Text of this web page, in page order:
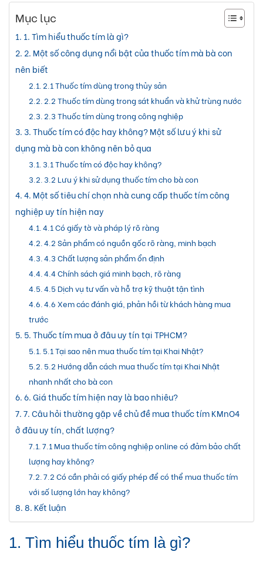
Mục lục
1. Tìm hiểu thuốc tím là gì?
2. Một số công dụng nổi bật của thuốc tím mà bà con
nên biết
2.1 Thuốc tím dùng trong thủy sản
2.2 Thuốc tím dùng trong sát khuẩn và khử trùng nước
2.3 Thuốc tím dùng trong công nghiệp
3. Thuốc tím có độc hay không? Một số lưu ý khi sử
dụng mà bà con không nên bỏ qua
3.1 Thuốc tím có độc hay không?
3.2 Lưu ý khi sử dụng thuốc tím cho bà con
4. Một số tiêu chí chọn nhà cung cấp thuốc tím công
nghiệp uy tín hiện nay
4.1 Có giấy tờ và pháp lý rõ ràng
4.2 Sản phẩm có nguồn gốc rõ ràng, minh bạch
4.3 Chất lượng sản phẩm ổn định
4.4 Chính sách giá minh bạch, rõ ràng
4.5 Dịch vụ tư vấn và hỗ trợ kỹ thuật tận tình
4.6 Xem các đánh giá, phản hồi từ khách hàng mua
trước
5. Thuốc tím mua ở đâu uy tín tại TPHCM?
5.1 Tại sao nên mua thuốc tím tại Khai Nhật?
5.2 Hướng dẫn cách mua thuốc tím tại Khai Nhật
nhanh nhất cho bà con
6. Giá thuốc tím hiện nay là bao nhiêu?
7. Câu hỏi thường gặp về chủ đề mua thuốc tím KMnO4
ở đâu uy tín, chất lượng?
7.1 Mua thuốc tím công nghiệp online có đảm bảo chất
lượng hay không?
7.2 Có cần phải có giấy phép để có thể mua thuốc tím
với số lượng lớn hay không?
8. Kết luận
1. Tìm hiểu thuốc tím là gì?